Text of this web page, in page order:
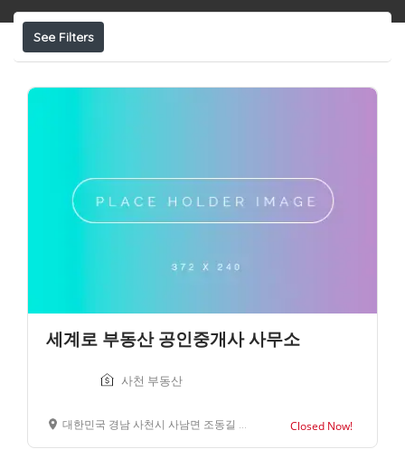
See Filters
세계로 부동산 공인중개사 사무소
사천 부동산
대한민국 경남 사천시 사남면 조동길 60 Closed Now!